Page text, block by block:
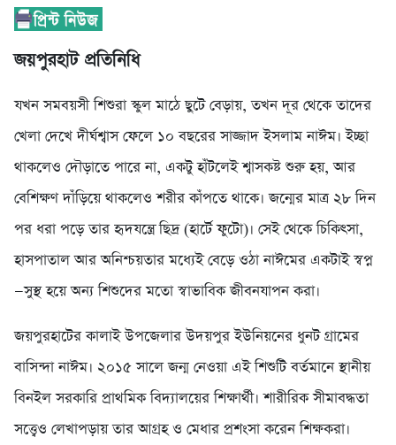
জয়পুরহাট প্রতিনিধি
যখন সমবয়সী শিশুরা স্কুল মাঠে ছুটে বেড়ায়, তখন দূর থেকে তাদের
খেলা দেখে দীর্ঘশ্বাস ফেলে ১০ বছরের সাজ্জাদ ইসলাম নাঈম। ইচ্ছা
থাকলেও দৌড়াতে পারে না, একটু হাঁটলেই শ্বাসকষ্ট শুরু হয়, আর
বেশিক্ষণ দাঁড়িয়ে থাকলেও শরীর কাঁপতে থাকে। জন্মের মাত্র ২৮ দিন
পর ধরা পড়ে তার হৃদযন্ত্রে ছিদ্র (হার্টে ফুটো)। সেই থেকে চিকিৎসা,
হাসপাতাল আর অনিশ্চয়তার মধ্যেই বেড়ে ওঠা নাঈমের একটাই স্বপ্ন
—সুস্থ হয়ে অন্য শিশুদের মতো স্বাভাবিক জীবনযাপন করা।
জয়পুরহাটের কালাই উপজেলার উদয়পুর ইউনিয়নের ধুনট গ্রামের
বাসিন্দা নাঈম। ২০১৫ সালে জন্ম নেওয়া এই শিশুটি বর্তমানে স্থানীয়
বিনইল সরকারি প্রাথমিক বিদ্যালয়ের শিক্ষার্থী। শারীরিক সীমাবদ্ধতা
সত্ত্বেও লেখাপড়ায় তার আগ্রহ ও মেধার প্রশংসা করেন শিক্ষকরা।